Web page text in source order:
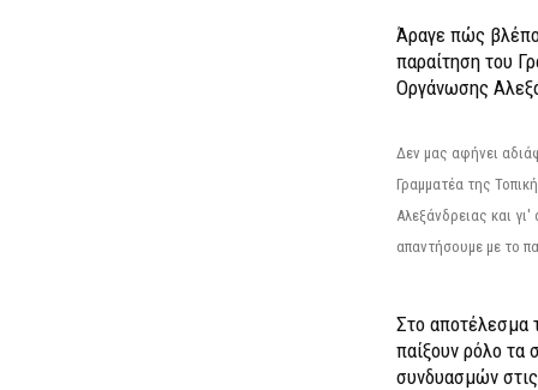
Άραγε πώς
παραίτηση του
Οργάνωσης
Δεν μας αφήνει
Γραμματέα της
Αλεξάνδρειας και γι'
απαντήσουμε με το
Στο αποτέλεσμα
παίξουν ρόλο τα
συνδυασμών